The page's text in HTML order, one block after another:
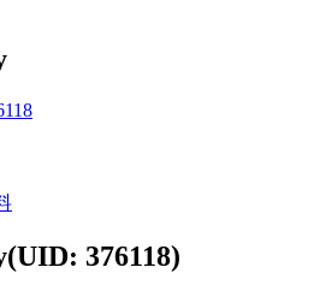
(UID: 376118)